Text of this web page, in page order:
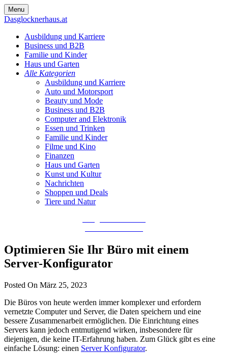
Skip
to
content
Menu
Dasglocknerhaus.at
Ausbildung und Karriere
Business und B2B
Familie und Kinder
Haus und Garten
Alle Kategorien
Ausbildung und Karriere
Auto und Motorsport
Beauty und Mode
Business und B2B
Computer and Elektronik
Essen und Trinken
Familie und Kinder
Filme und Kino
Finanzen
Haus und Garten
Kunst und Kultur
Nachrichten
Shoppen und Deals
Tiere und Natur
Optimieren Sie Ihr Büro mit einem
Server-Konfigurator
Posted On März 25, 2023
Die Büros von heute werden immer komplexer und erfordern
vernetzte Computer und Server, die Daten speichern und eine
bessere Zusammenarbeit ermöglichen. Die Einrichtung eines
Servers kann jedoch entmutigend wirken, insbesondere für
diejenigen, die keine IT-Erfahrung haben. Zum Glück gibt es eine
einfache Lösung: einen Server Konfigurator.